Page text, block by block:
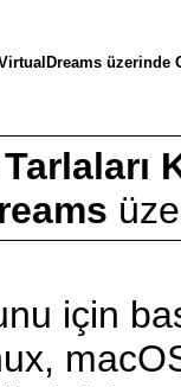
üzerinde
için